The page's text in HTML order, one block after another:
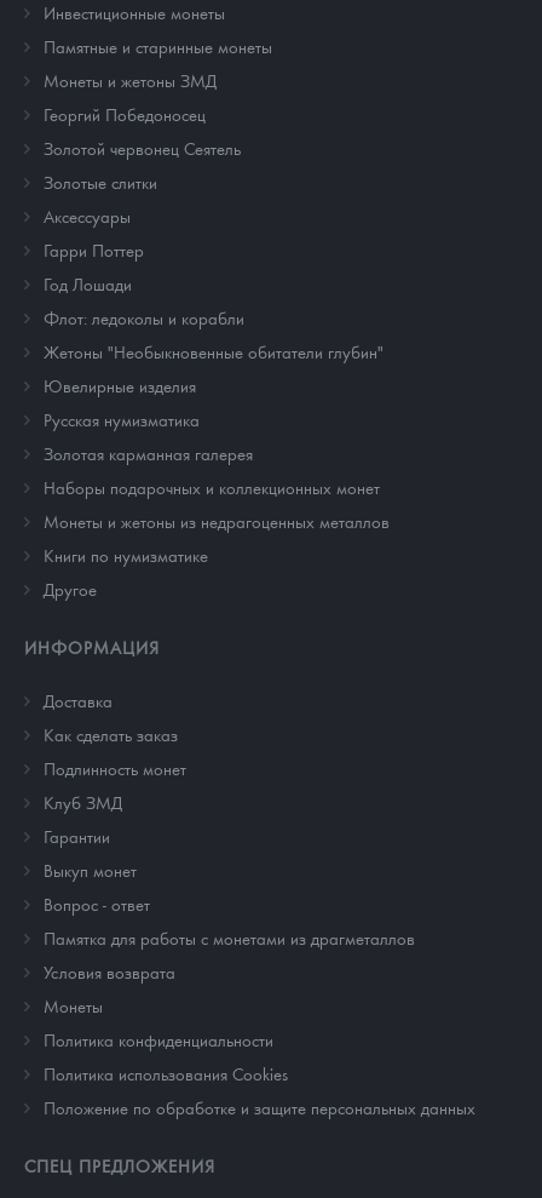
Инвестиционные монеты
Памятные и старинные монеты
Монеты и жетоны ЗМД
Георгий Победоносец
Золотой червонец Сеятель
Золотые слитки
Аксессуары
Гарри Поттер
Год Лошади
Флот: ледоколы и корабли
Жетоны "Необыкновенные обитатели глубин"
Ювелирные изделия
Русская нумизматика
Золотая карманная галерея
Наборы подарочных и коллекционных монет
Монеты и жетоны из недрагоценных металлов
Книги по нумизматике
Другое
ИНФОРМАЦИЯ
Доставка
Как сделать заказ
Подлинность монет
Клуб ЗМД
Гарантии
Выкуп монет
Вопрос - ответ
Памятка для работы с монетами из драгметаллов
Условия возврата
Монеты
Политика конфиденциальности
Политика использования Cookies
Положение по обработке и защите персональных данных
СПЕЦ ПРЕДЛОЖЕНИЯ